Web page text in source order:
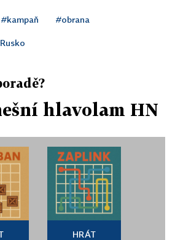
#kampaň #obrana
hlavolam HN
HRÁT